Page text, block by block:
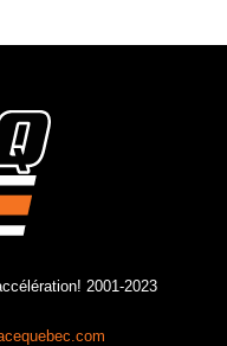
2001-2023